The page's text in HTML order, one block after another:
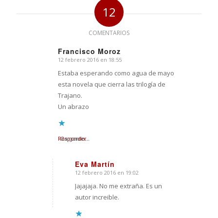
12
COMENTARIOS
Francisco Moroz
Dice:
12 febrero 2016 en 18:55
Estaba esperando como agua de mayo
esta novela que cierra las trilogía de
Trajano.
Un abrazo
Cargando...
Responder
Eva Martín
Dice:
12 febrero 2016 en 19:02
Jajajaja. No me extraña. Es un
autor increible.